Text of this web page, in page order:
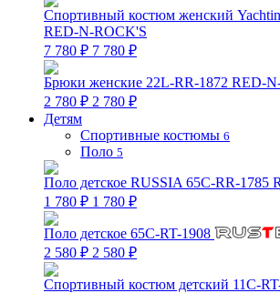
Спортивный костюм женский
RED-N-ROCK'S
7 780 ₽ 7 780 ₽
Брюки женские 22L-RR-1872 RED-
2 780 ₽ 2 780 ₽
Детям
Спортивные костюмы 6
Поло 5
Поло детское RUSSIA 65C-RR-1785
1 780 ₽ 1 780 ₽
Поло детское 65C-RT-1908
2 580 ₽ 2 580 ₽
Спортивный костюм детский 11C-